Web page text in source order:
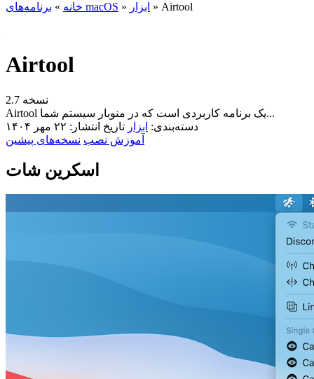
خانه » برنامه‌های macOS » ابزار » Airtool
Airtool
نسخه 2.7
Airtool یک برنامه کاربردی است که در منوبار سیستم شما...
دسته‌بندی: ابزار تاریخ انتشار: ۲۲ مهر ۱۴۰۴
آموزش نصب نسخه‌های پیشین
اسکرین شات